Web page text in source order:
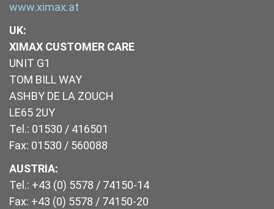
www.ximax.at
UK:
XIMAX CUSTOMER CARE
UNIT G1
TOM BILL WAY
ASHBY DE LA ZOUCH
LE65 2UY
Tel.: 01530 / 416501
Fax: 01530 / 560088
AUSTRIA:
Tel.: +43 (0) 5578 / 74150-14
Fax: +43 (0) 5578 / 74150-20